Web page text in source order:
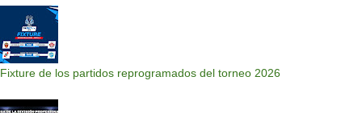
Fixture de los partidos reprogramados del torneo 2026